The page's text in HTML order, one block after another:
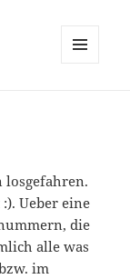
Ueber eine
die
alle was
im